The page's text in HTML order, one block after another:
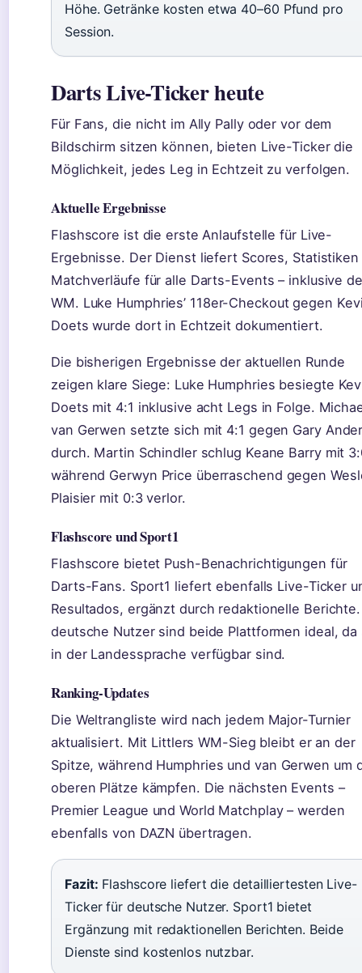
Höhe. Getränke kosten etwa 40–60 Pfund pro
Session.
Darts Live-Ticker heute
Für Fans, die nicht im Ally Pally oder vor dem
Bildschirm sitzen können, bieten Live-Ticker die
Möglichkeit, jedes Leg in Echtzeit zu verfolgen.
Aktuelle Ergebnisse
Flashscore ist die erste Anlaufstelle für Live-
Ergebnisse. Der Dienst liefert Scores, Statistiken
Matchverläufe für alle Darts-Events – inklusive
WM. Luke Humphries’ 118er-Checkout gegen
Doets wurde dort in Echtzeit dokumentiert.
Die bisherigen Ergebnisse der aktuellen Runde
zeigen klare Siege: Luke Humphries besiegte
Doets mit 4:1 inklusive acht Legs in Folge.
van Gerwen setzte sich mit 4:1 gegen Gary
durch. Martin Schindler schlug Keane Barry mit
während Gerwyn Price überraschend gegen
Plaisier mit 0:3 verlor.
Flashscore und Sport1
Flashscore bietet Push-Benachrichtigungen für
Darts-Fans. Sport1 liefert ebenfalls Live-Ticker
Resultados, ergänzt durch redaktionelle Berichte.
deutsche Nutzer sind beide Plattformen ideal, da
in der Landessprache verfügbar sind.
Ranking-Updates
Die Weltrangliste wird nach jedem Major-Turnier
aktualisiert. Mit Littlers WM-Sieg bleibt er an der
Spitze, während Humphries und van Gerwen um
oberen Plätze kämpfen. Die nächsten Events –
Premier League und World Matchplay – werden
ebenfalls von DAZN übertragen.
Fazit: Flashscore liefert die detailliertesten Live-
Ticker für deutsche Nutzer. Sport1 bietet
Ergänzung mit redaktionellen Berichten. Beide
Dienste sind kostenlos nutzbar.